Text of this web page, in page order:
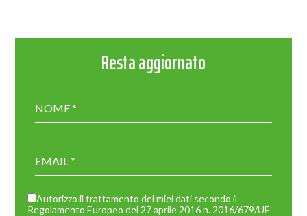
Resta aggiornato
Autorizzo il trattamento dei miei dati secondo il
Regolamento Europeo del 27 aprile 2016 n. 2016/679/UE